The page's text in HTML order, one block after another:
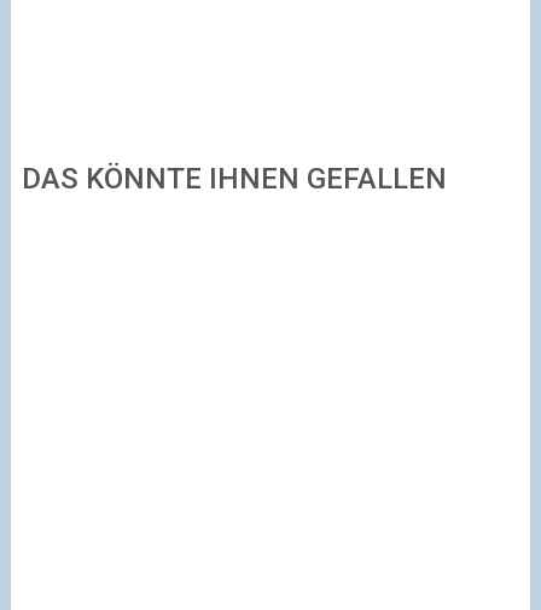
DAS KÖNNTE IHNEN GEFALLEN